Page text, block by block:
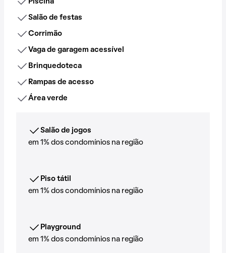
Piscina
Salão de festas
Corrimão
Vaga de garagem acessível
Brinquedoteca
Rampas de acesso
Área verde
Salão de jogos
em 1% dos condomínios na região
Piso tátil
em 1% dos condomínios na região
Playground
em 1% dos condomínios na região